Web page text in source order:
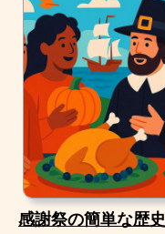
感謝祭の簡単な歴史